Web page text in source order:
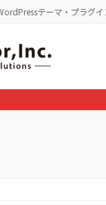
テーマ・プラグ